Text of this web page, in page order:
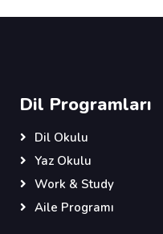
Dil Programları
Dil Okulu
Yaz Okulu
Work & Study
Aile Programı